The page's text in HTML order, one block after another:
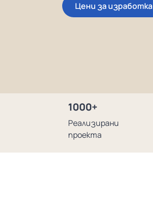
Цени за изработка
1000+
Реализирани
проекта